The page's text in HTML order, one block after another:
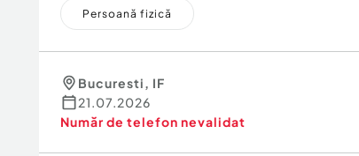
Persoană fizică
Bucuresti, IF
21.07.2026
Număr de telefon nevalidat